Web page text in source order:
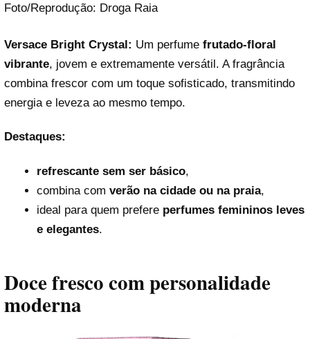
Foto/Reprodução: Droga Raia
Versace Bright Crystal: Um perfume frutado-floral
vibrante, jovem e extremamente versátil. A fragrância
combina frescor com um toque sofisticado, transmitindo
energia e leveza ao mesmo tempo.
Destaques:
refrescante sem ser básico,
combina com verão na cidade ou na praia,
ideal para quem prefere perfumes femininos leves
e elegantes.
Doce fresco com personalidade
moderna